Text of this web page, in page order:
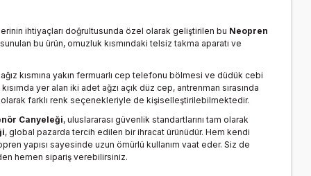
ihtiyaçları doğrultusunda özel olarak geliştirilen bu Neopren
bu ürün, omuzluk kısmındaki telsiz takma aparatı ve
ağız kısmına yakın fermuarlı cep telefonu bölmesi ve düdük cebi
yer alan iki adet ağzı açık düz cep, antrenman sırasında
olarak farklı renk seçenekleriyle de kişiselleştirilebilmektedir.
Canyeleği, uluslararası güvenlik standartlarını tam olarak
, global pazarda tercih edilen bir ihracat ürünüdür. Hem kendi
yapısı sayesinde uzun ömürlü kullanım vaat eder. Siz de
hemen sipariş verebilirsiniz.